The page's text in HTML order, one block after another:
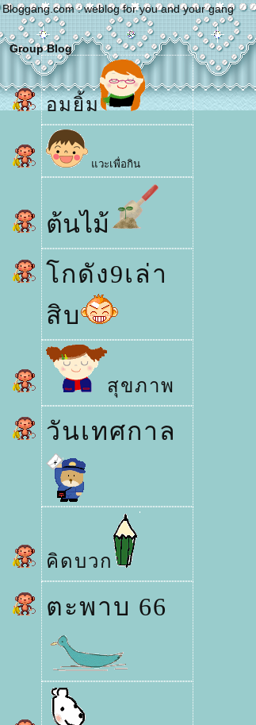
Bloggang.com : weblog for you and your gang
Group Blog
อมยิ้ม
วะเพื่อกิน
ต้นไม้
กดัง9เล่า
สิบ
สุขภาพ
วันเทศกาล
คิดบวก
ตะพาบ 66